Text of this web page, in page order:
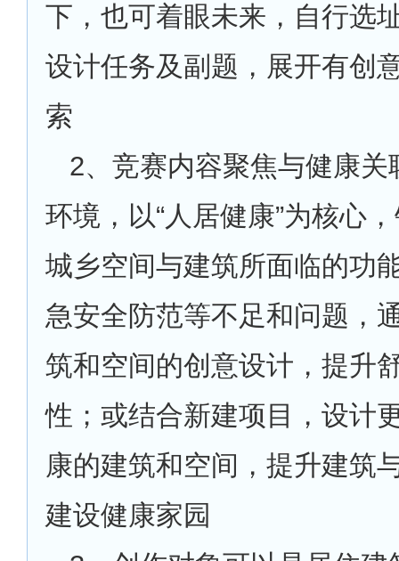
下，也可着眼未来，自行选
设计任务及副题，展开有创
索
2、竞赛内容聚焦与健康关
环境，以“人居健康”为核心
城乡空间与建筑所面临的功
急安全防范等不足和问题，
筑和空间的创意设计，提升
性；或结合新建项目，设计
康的建筑和空间，提升建筑
建设健康家园